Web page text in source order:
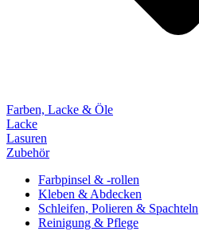
Farben, Lacke & Öle
Lacke
Lasuren
Zubehör
Farbpinsel & -rollen
Kleben & Abdecken
Schleifen, Polieren & Spachteln
Reinigung & Pflege